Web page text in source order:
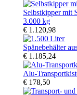
Selbstkipper mit
3.000 kg
€ 1.120,98
Spänebehälter
€ 1.185,24
Alu-
€ 178,50